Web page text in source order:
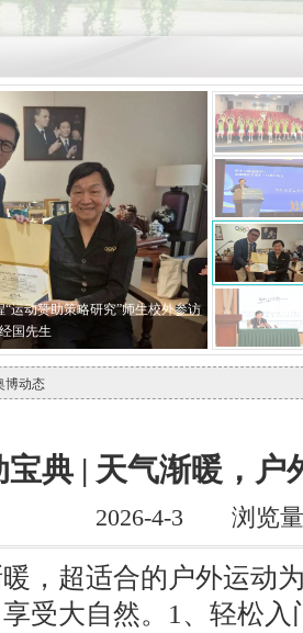
运动赞助策略研究”师生校外参访
国先生
博动态
宝典 | 天气渐暖，户
2026-4-3 浏览量
，超适合的户外运动
受大自然。 1、轻松入